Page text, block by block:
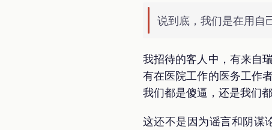
说到底，我们是在用自
我招待的客人中，有来自
有在医院工作的医务工作
我们都是傻逼，还是我们
这还不是因为谣言和阴谋